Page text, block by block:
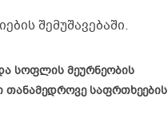
შემუშავებაში.
სოფლის მეურნეობის
თანამედროვე საფრთხეების